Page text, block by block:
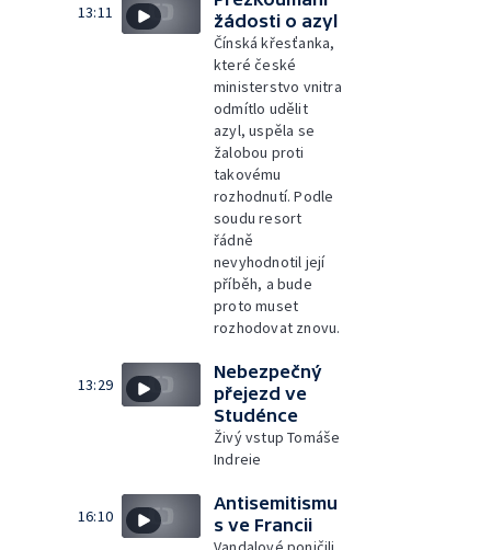
13:11
žádosti o azyl
Čínská křesťanka,
které české
ministerstvo vnitra
odmítlo udělit
azyl, uspěla se
žalobou proti
takovému
rozhodnutí. Podle
soudu resort
řádně
nevyhodnotil její
příběh, a bude
proto muset
rozhodovat znovu.
13:29
Nebezpečný
přejezd ve
Studénce
Živý vstup Tomáše
Indreie
16:10
Antisemitismu
s ve Francii